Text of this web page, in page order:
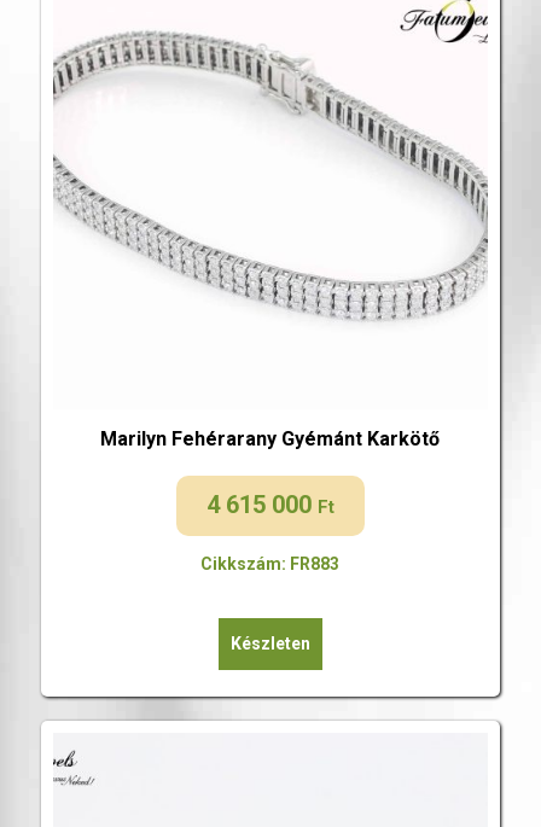
Marilyn Fehérarany Gyémánt Karkötő
4 615 000 Ft
Cikkszám: FR883
Készleten